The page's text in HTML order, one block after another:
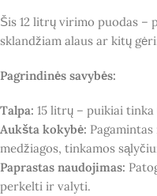
Šis 12 litrų virimo puodas –
sklandžiam alaus ar kitų
Pagrindinės savybės:
Talpa: 15 litrų – puikiai tinka
Aukšta kokybė:
medžiagos, tinkamos
Paprastas naudojimas:
perkelti ir valyti.